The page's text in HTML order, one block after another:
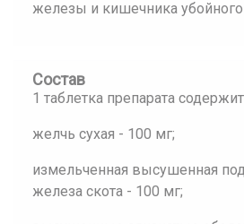
железы и кишечника убойного
Состав
1 таблетка препарата
желчь сухая - 100 мг;
измельченная высушенная
железа скота - 100 мг;